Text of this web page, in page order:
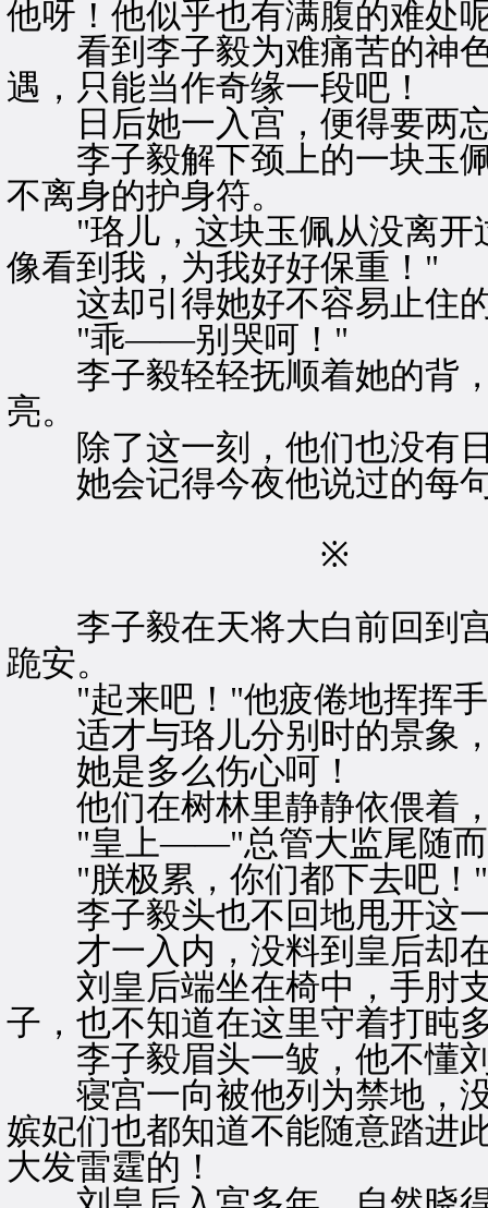
他呀！他似乎也有满腹的难处
看到李子毅为难痛苦的神色
遇，只能当作奇缘一段吧！
日后她一入宫，便得要两忘
李子毅解下颈上的一块玉佩
不离身的护身符。
"珞儿，这块玉佩从没离开
像看到我，为我好好保重！"
这却引得她好不容易止住
"乖——别哭呵！"
李子毅轻轻抚顺着她的背，
亮。
除了这一刻，他们也没有
她会记得今夜他说过的每句
※
李子毅在天将大白前回到宫
跪安。
"起来吧！"他疲倦地挥挥
适才与珞儿分别时的景象
她是多么伤心呵！
他们在树林里静静依偎着，
"皇上——"总管大监尾随而
"朕极累，你们都下去吧！"
李子毅头也不回地甩开这一
才一入内，没料到皇后却
刘皇后端坐在椅中，手肘支
子，也不知道在这里守着打盹
李子毅眉头一皱，他不懂刘
寝宫一向被他列为禁地，没
嫔妃们也都知道不能随意踏进
大发雷霆的！